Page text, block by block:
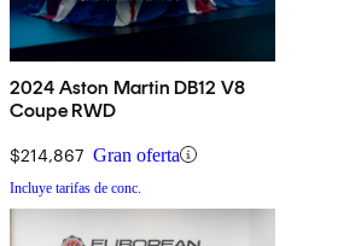
2024 Aston Martin DB12 V8
Coupe RWD
$214,867 Gran oferta
Incluye tarifas de conc.